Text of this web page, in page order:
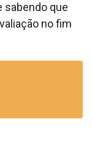
sabendo que
no fim